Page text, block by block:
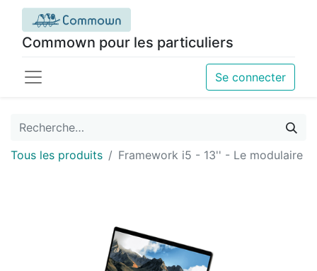
Commown pour les particuliers
Se connecter
Tous les produits Framework i5 - 13'' - Le modulaire